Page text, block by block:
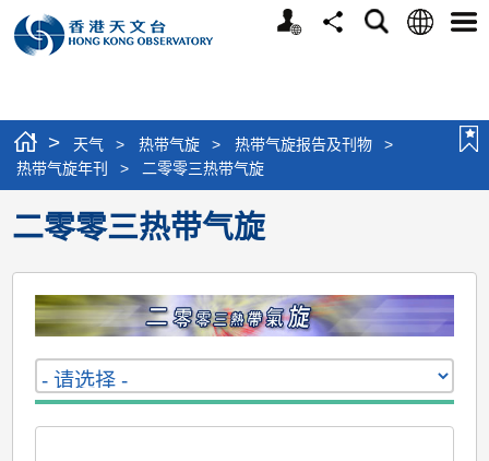
个
分
搜
语
选
> 天气 > 热带气旋 > 热带气旋报告及刊物
>
热带气旋年刊
> 二零零三热带气旋
二零零三热带气旋